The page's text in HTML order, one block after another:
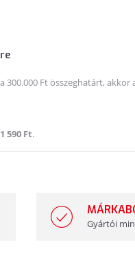
300.000 Ft összeghatárt, akkor
1 590 Ft.
Gyártói